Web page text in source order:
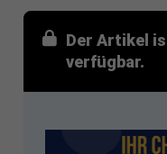
Der Artikel
verfügbar.